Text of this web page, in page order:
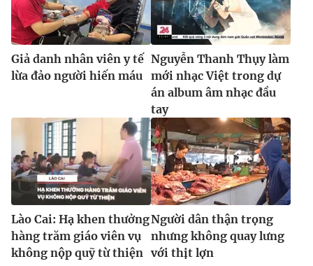
Giả danh nhân viên y tế
lừa đảo người hiến máu
Nguyễn Thanh Thụy làm
mới nhạc Việt trong dự
án album âm nhạc đầu
tay
Lào Cai: Hạ khen thưởng
hàng trăm giáo viên vụ
không nộp quỹ từ thiện
Người dân thận trọng
nhưng không quay lưng
với thịt lợn